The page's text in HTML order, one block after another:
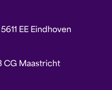
EE Eindhoven
CG Maastricht